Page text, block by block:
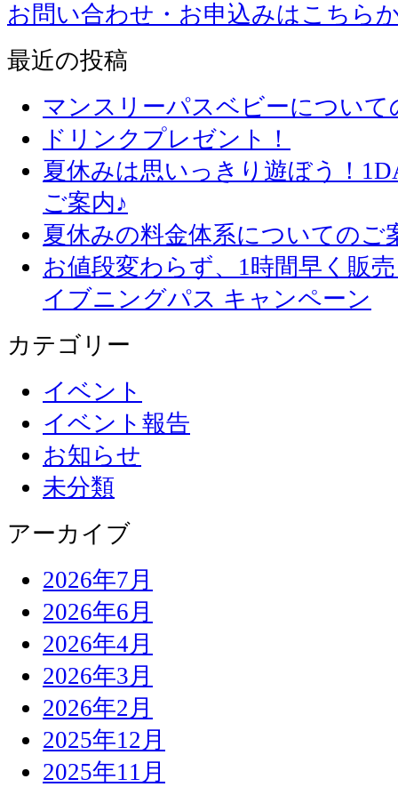
お問い合わせ・お申込みはこちら
最近の投稿
マンスリーパスベビーについて
ドリンクプレゼント！
夏休みは思いっきり遊ぼう！
ご案内♪
夏休みの料金体系についてのご
お値段変わらず、1
イブニングパス キャンペーン
カテゴリー
イベント
イベント報告
お知らせ
未分類
アーカイブ
2026年7月
2026年6月
2026年4月
2026年3月
2026年2月
2025年12月
2025年11月